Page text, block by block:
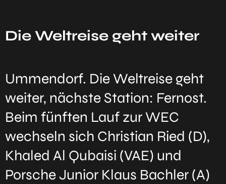
Die Weltreise geht weiter
Ummendorf. Die Weltreise geht
weiter, nächste Station: Fernost.
Beim fünften Lauf zur WEC
wechseln sich Christian Ried (D),
Khaled Al Qubaisi (VAE) und
Porsche Junior Klaus Bachler (A)